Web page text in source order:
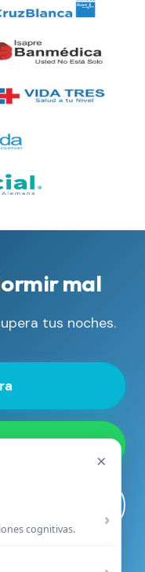
mal
tus noches.
×
cognitivas.